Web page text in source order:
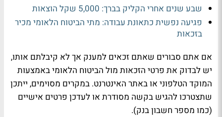
שבע שנים אחרי הקליק בברך: 5,000 שקל הוצאות
פגיעה נפשית כתאונת עבודה: מתי הביטוח הלאומי מכיר
בזכאות
אם אתם סבורים שאתם זכאים למענק אך לא קיבלתם אותו,
יש לבדוק את פרטי הזכאות מול הביטוח הלאומי באמצעות
המוקד הטלפוני או באתר האינטרנט. במקרים מסוימים, ייתכן
שתצטרכו להגיש בקשה מסודרת או לעדכן פרטים אישיים
(כמו מספר חשבון בנק).